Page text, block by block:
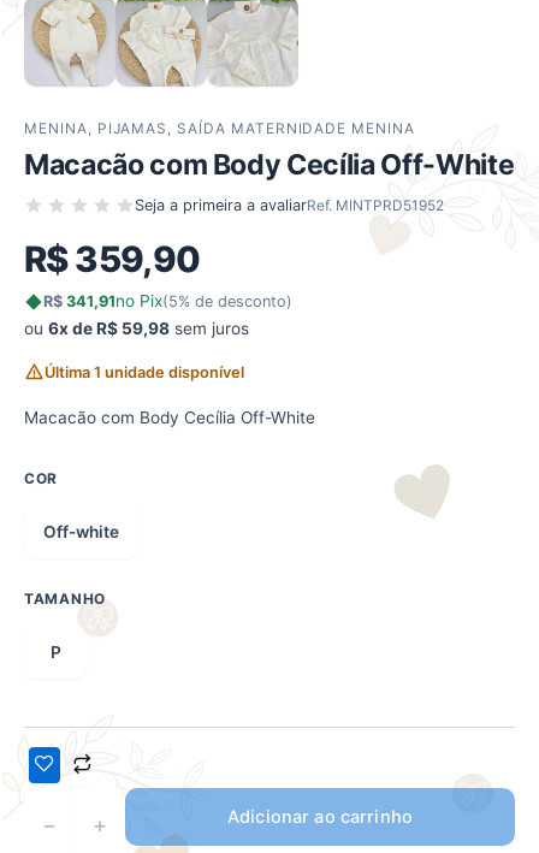
MENINA, PIJAMAS , SAÍDA MATERNIDADE MENINA
Macacão com Body Cecília Off-White
Seja a primeira a avaliarRef. MINTPRD51952
R$359,90
R$ 341,91no Pix(5% de desconto)
ou 6x de R$ 59,98 sem juros
Última 1 unidade disponível
Macacão com Body Cecília Off-White
COR
Off-white
TAMANHO
P
− + Adicionar ao carrinho